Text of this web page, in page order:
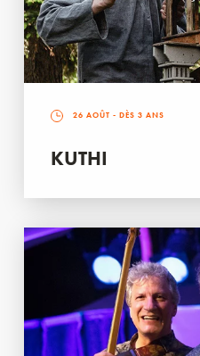
26 AOÛT - DÈS 3 ANS
KUTHI